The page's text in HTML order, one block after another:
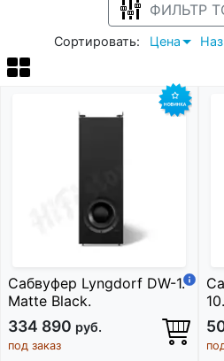
ФИЛЬТР
Сортировать: Цена
Сабвуфер Lyngdorf DW-1.
Matte Black.
334 890 руб.
под заказ